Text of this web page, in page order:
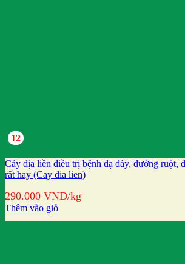
12
Cây địa liền điều trị bệnh dạ dày, đường ruột,
rất hay (Cay dia lien)
290.000 VND/kg
Thêm vào giỏ